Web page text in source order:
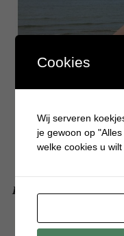
Paniek in Les
Cookies
Wij serveren
je gewoon op
welke cookies u